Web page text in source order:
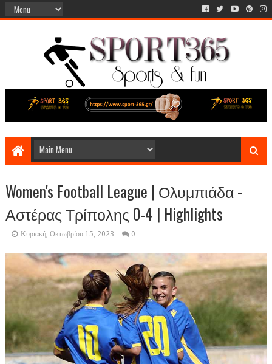
Women's Football League | Ολυμπιάδα -
Αστέρας Τρίπολης 0-4 | Highlights
Κυριακή, Οκτωβρίου 15, 2023 0